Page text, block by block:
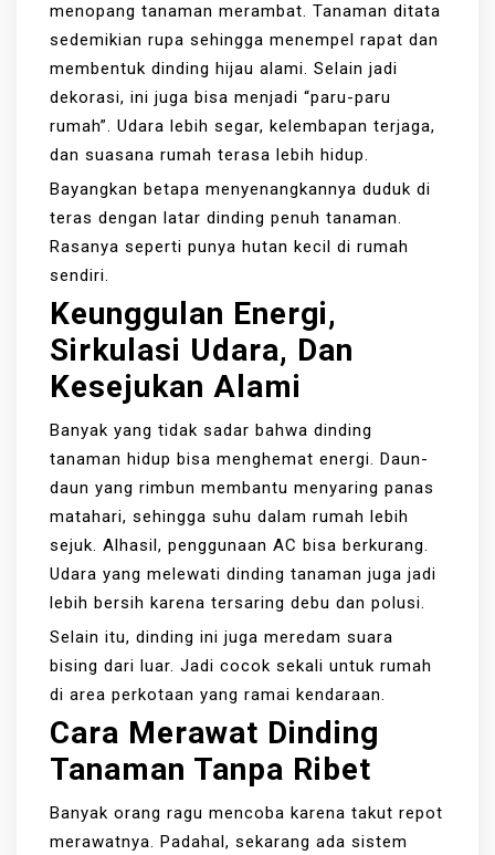
menopang tanaman merambat. Tanaman ditata
sedemikian rupa sehingga menempel rapat dan
membentuk dinding hijau alami. Selain jadi
dekorasi, ini juga bisa menjadi “paru-paru
rumah”. Udara lebih segar, kelembapan terjaga,
dan suasana rumah terasa lebih hidup.
Bayangkan betapa menyenangkannya duduk di
teras dengan latar dinding penuh tanaman.
Rasanya seperti punya hutan kecil di rumah
sendiri.
Keunggulan Energi,
Sirkulasi Udara, Dan
Kesejukan Alami
Banyak yang tidak sadar bahwa dinding
tanaman hidup bisa menghemat energi. Daun-
daun yang rimbun membantu menyaring panas
matahari, sehingga suhu dalam rumah lebih
sejuk. Alhasil, penggunaan AC bisa berkurang.
Udara yang melewati dinding tanaman juga jadi
lebih bersih karena tersaring debu dan polusi.
Selain itu, dinding ini juga meredam suara
bising dari luar. Jadi cocok sekali untuk rumah
di area perkotaan yang ramai kendaraan.
Cara Merawat Dinding
Tanaman Tanpa Ribet
Banyak orang ragu mencoba karena takut repot
merawatnya. Padahal, sekarang ada sistem